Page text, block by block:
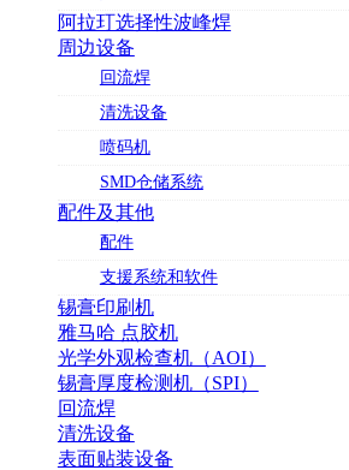
阿拉玎选择性波峰焊
周边设备
回流焊
清洗设备
喷码机
SMD仓储系统
配件及其他
配件
支援系统和软件
锡膏印刷机
雅马哈 点胶机
光学外观检查机（AOI）
锡膏厚度检测机（SPI）
回流焊
清洗设备
表面贴装设备